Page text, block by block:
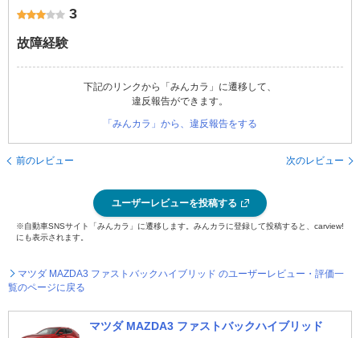
3
故障経験
下記のリンクから「みんカラ」に遷移して、
違反報告ができます。
「みんカラ」から、違反報告をする
前のレビュー 次のレビュー
ユーザーレビューを投稿する
※自動車SNSサイト「みんカラ」に遷移します。みんカラに登録して投稿すると、carview!
にも表示されます。
マツダ MAZDA3 ファストバックハイブリッド のユーザーレビュー・評価一
覧のページに戻る
マツダ MAZDA3 ファストバックハイブリッド